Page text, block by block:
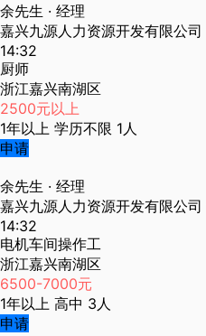
余先生 · 经理
嘉兴九源人力资源开发有限公司
14:32
厨师
浙江嘉兴南湖区
2500元以上
1年以上 学历不限 1人
申请
余先生 · 经理
嘉兴九源人力资源开发有限公司
14:32
电机车间操作工
浙江嘉兴南湖区
6500-7000元
1年以上 高中 3人
申请